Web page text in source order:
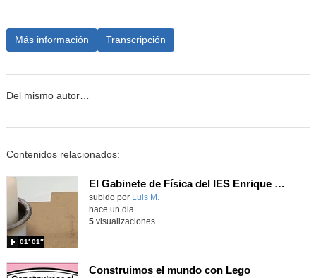
Más información Transcripción
Del mismo autor…
Contenidos relacionados:
El Gabinete de Física del IES Enrique Tierno Galván de Parla (Curso 25-26)
Contenido educativo.
subido por Luis M.
01′ 01″
hace un dia
5visualizaciones
Construimos el mundo con Lego